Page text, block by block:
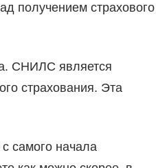
получением страхового
СНИЛС является
страхования. Эта
самого начала